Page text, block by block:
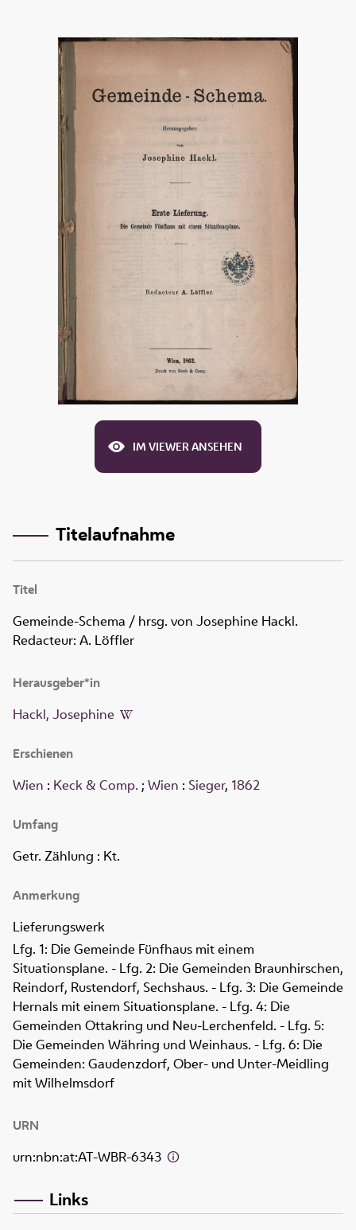
IM VIEWER ANSEHEN
Titelaufnahme
Titel
Gemeinde-Schema / hrsg. von Josephine Hackl.
Redacteur: A. Löffler
Herausgeber*in
Hackl, Josephine
Erschienen
Wien : Keck & Comp. ; Wien : Sieger, 1862
Umfang
Getr. Zählung : Kt.
Anmerkung
Lieferungswerk
Lfg. 1: Die Gemeinde Fünfhaus mit einem
Situationsplane. - Lfg. 2: Die Gemeinden Braunhirschen,
Reindorf, Rustendorf, Sechshaus. - Lfg. 3: Die Gemeinde
Hernals mit einem Situationsplane. - Lfg. 4: Die
Gemeinden Ottakring und Neu-Lerchenfeld. - Lfg. 5:
Die Gemeinden Währing und Weinhaus. - Lfg. 6: Die
Gemeinden: Gaudenzdorf, Ober- und Unter-Meidling
mit Wilhelmsdorf
URN
urn:nbn:at:AT-WBR-6343
Links